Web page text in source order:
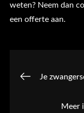
weten? Neem dan
een offerte aan.
Post
Je
Meer